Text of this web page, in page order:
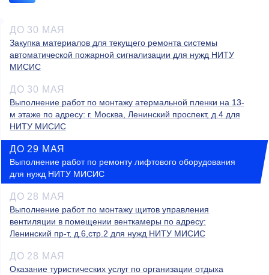
ДО 30 МАЯ
Закупка материалов для текущего ремонта системы
автоматической пожарной сигнализации для нужд НИТУ
МИСИС
ДО 30 МАЯ
Выполнение работ по монтажу атермальной пленки на 13-
м этаже по адресу: г. Москва, Ленинский проспект, д.4 для
НИТУ МИСИС
ДО 29 МАЯ
Выполнение работ по ремонту лифтового оборудования
для нужд НИТУ МИСИС
ДО 28 МАЯ
Выполнение работ по монтажу щитов управления
вентиляции в помещении венткамеры по адресу:
Ленинский пр-т, д.6,стр.2 для нужд НИТУ МИСИС
ДО 28 МАЯ
Оказание туристических услуг по организации отдыха